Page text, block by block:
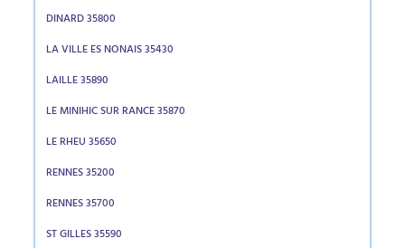
DINARD 35800
LA VILLE ES NONAIS 35430
LAILLE 35890
LE MINIHIC SUR RANCE 35870
LE RHEU 35650
RENNES 35200
RENNES 35700
ST GILLES 35590